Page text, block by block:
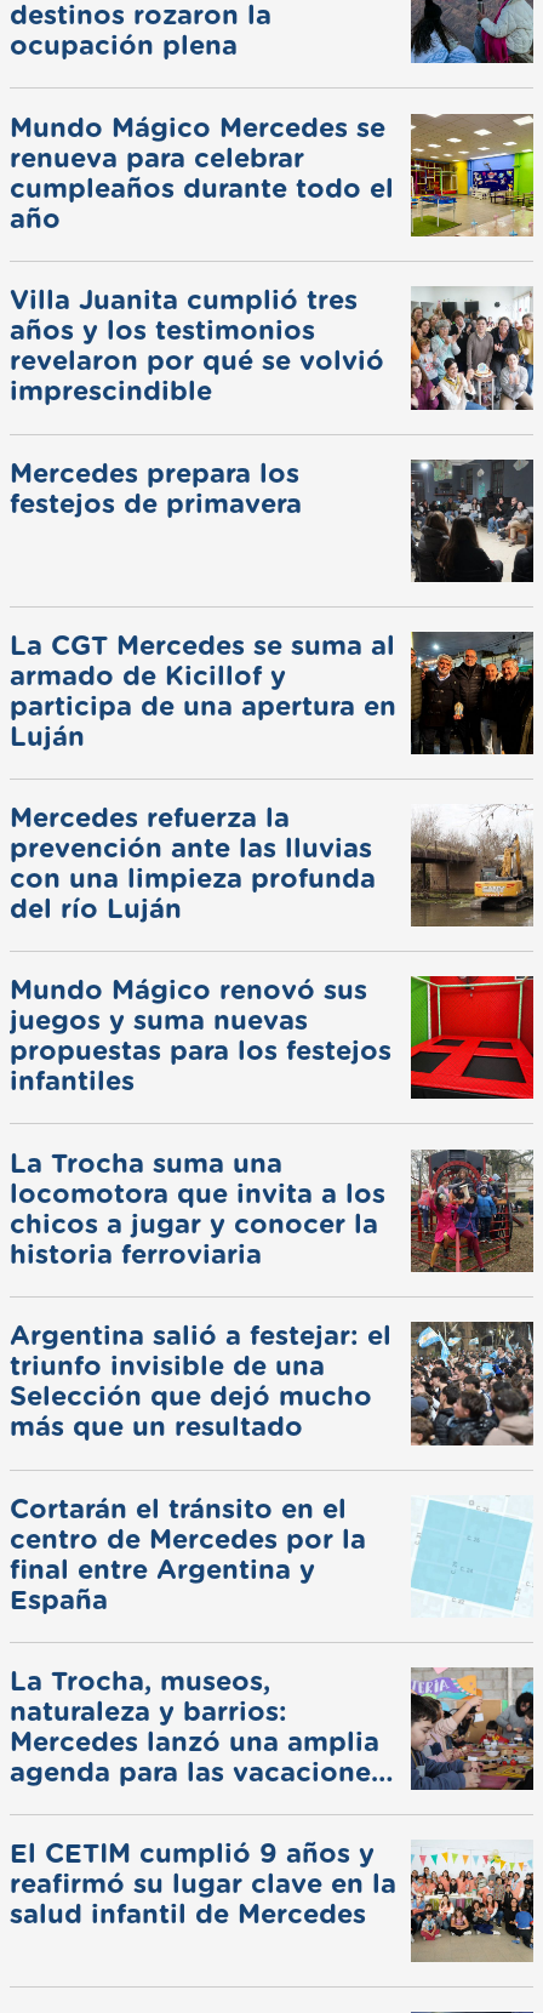
destinos rozaron la
ocupación plena
Mundo Mágico Mercedes se
renueva para celebrar
cumpleaños durante todo el
año
Villa Juanita cumplió tres
años y los testimonios
revelaron por qué se volvió
imprescindible
Mercedes prepara los
festejos de primavera
La CGT Mercedes se suma al
armado de Kicillof y
participa de una apertura en
Luján
Mercedes refuerza la
prevención ante las lluvias
con una limpieza profunda
del río Luján
Mundo Mágico renovó sus
juegos y suma nuevas
propuestas para los festejos
infantiles
La Trocha suma una
locomotora que invita a los
chicos a jugar y conocer la
historia ferroviaria
Argentina salió a festejar: el
triunfo invisible de una
Selección que dejó mucho
más que un resultado
Cortarán el tránsito en el
centro de Mercedes por la
final entre Argentina y
España
La Trocha, museos,
naturaleza y barrios:
Mercedes lanzó una amplia
agenda para las vacaciones
El CETIM cumplió 9 años y
reafirmó su lugar clave en la
salud infantil de Mercedes